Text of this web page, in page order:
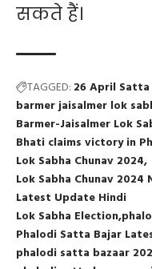
सकते हैं।
TAGGED: 26 April Satta
barmer jaisalmer lok
Barmer-Jaisalmer Lok
Bhati claims victory in
Lok Sabha Chunav 2024
Lok Sabha Chunav 2024
Latest Update Hindi
Lok Sabha Election
Phalodi Satta Bajar
phalodi satta bazaar